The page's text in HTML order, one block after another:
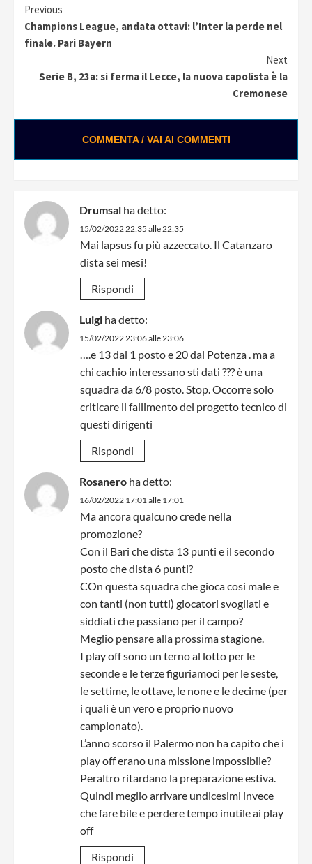
Continue
Reading
Previous
Champions League, andata ottavi: l’Inter la perde nel
finale. Pari Bayern
Next
Serie B, 23a: si ferma il Lecce, la nuova capolista è la
Cremonese
COMMENTA / VAI AI COMMENTI
Drumsal ha detto:
15/02/2022 22:35 alle 22:35
Mai lapsus fu più azzeccato. Il Catanzaro
dista sei mesi!
Rispondi
Luigi ha detto:
15/02/2022 23:06 alle 23:06
….e 13 dal 1 posto e 20 dal Potenza . ma a
chi cachio interessano sti dati ??? è una
squadra da 6/8 posto. Stop. Occorre solo
criticare il fallimento del progetto tecnico di
questi dirigenti
Rispondi
Rosanero ha detto:
16/02/2022 17:01 alle 17:01
Ma ancora qualcuno crede nella
promozione?
Con il Bari che dista 13 punti e il secondo
posto che dista 6 punti?
COn questa squadra che gioca così male e
con tanti (non tutti) giocatori svogliati e
siddiati che passiano per il campo?
Meglio pensare alla prossima stagione.
I play off sono un terno al lotto per le
seconde e le terze figuriamoci per le seste,
le settime, le ottave, le none e le decime (per
i quali è un vero e proprio nuovo
campionato).
L’anno scorso il Palermo non ha capito che i
play off erano una missione impossibile?
Peraltro ritardano la preparazione estiva.
Quindi meglio arrivare undicesimi invece
che fare bile e perdere tempo inutile ai play
off
Rispondi